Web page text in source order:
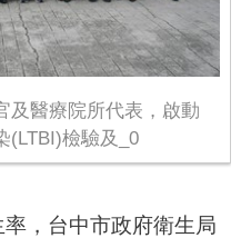
及醫療院所代表，啟動
(LTBI)檢驗及_0
，台中市政府衛生局